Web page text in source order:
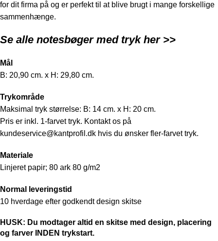
for dit firma på og er perfekt til at blive brugt i mange forskellige
sammenhænge.
Se alle notesbøger med tryk her >>
Mål
B: 20,90 cm. x H: 29,80 cm.
Trykområde
Maksimal tryk størrelse: B: 14 cm. x H: 20 cm.
Pris er inkl. 1-farvet tryk. Kontakt os på
kundeservice@kantprofil.dk hvis du ønsker fler-farvet tryk.
Materiale
Linjeret papir; 80 ark 80 g/m2
Normal leveringstid
10 hverdage efter godkendt design skitse
HUSK: Du modtager altid en skitse med design, placering
og farver INDEN trykstart.